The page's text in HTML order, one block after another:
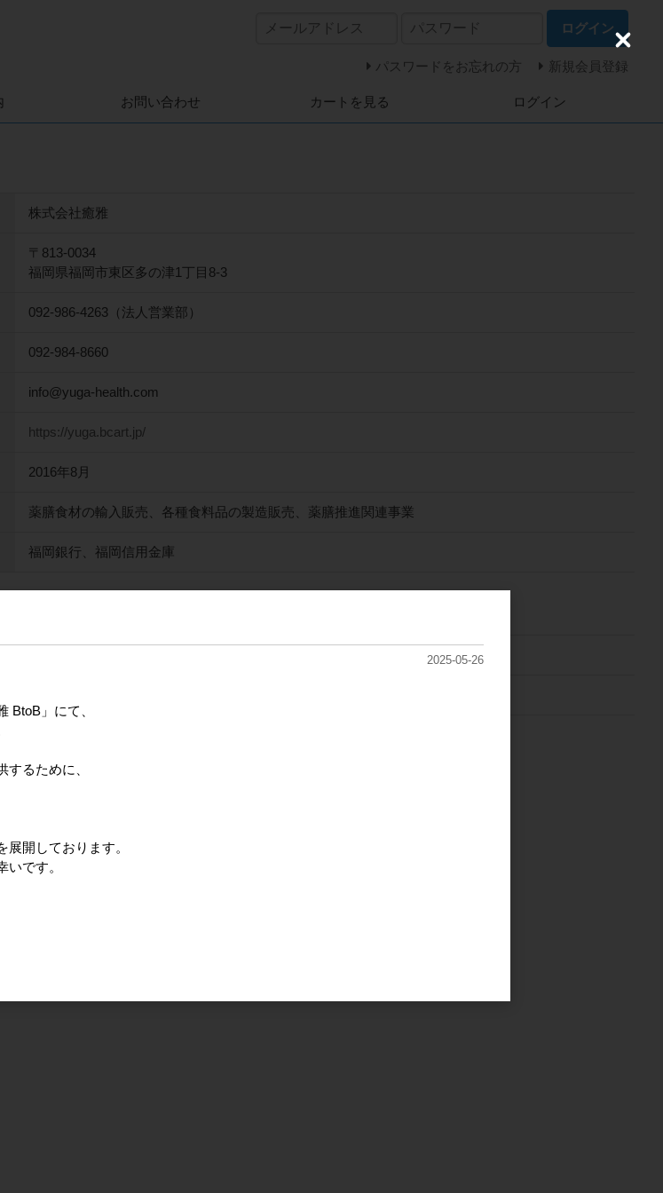
ログイン
パスワードをお忘れの方 新規会員登録
お問い合わせ カートを見る ログイン
株式会社癒雅
〒813-0034
福岡県福岡市東区多の津1丁目8-3
092-986-4263（法人営業部）
092-984-8660
info@yuga-health.com
https://yuga.bcart.jp/
2016年8月
薬膳食材の輸入販売、各種食料品の製造販売、薬膳推進関連事業
福岡銀行、福岡信用金庫
はカレンダーをご覧ください。
さいませ。
2025-05-26
BtoB」にて、
るために、
開しております。
です。
C
l
o